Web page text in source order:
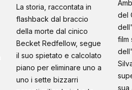
La storia, raccontata in
flashback dal braccio
della morte dal cinico
Becket Redfellow, segue
il suo spietato e calcolato
piano per eliminare uno a
uno i sette bizzarri
del
film
sua